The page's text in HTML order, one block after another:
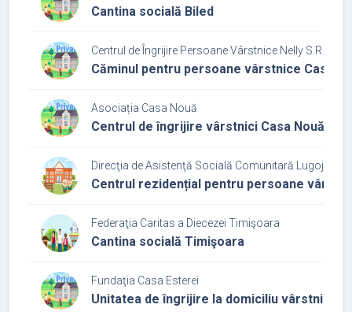
Cantina socială Biled
Centrul de Îngrijire Persoane Vârstnice Nelly S.R.L.
Căminul pentru persoane vârstnice Casa
Asociația Casa Nouă
Centrul de îngrijire vârstnici Casa Nouă
Direcţia de Asistenţă Socială Comunitară Lugoj
Centrul rezidențial pentru persoane
Federaţia Caritas a Diecezei Timişoara
Cantina socială Timişoara
Fundaţia Casa Esterei
Unitatea de îngrijire la domiciliu vârstnici